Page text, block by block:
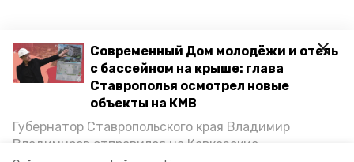
Современный Дом молодёжи и отель
с бассейном на крыше: глава
Ставрополья осмотрел новые
объекты на КМВ
Губернатор Ставропольского края Владимир
Владимиров отправился на Кавказские